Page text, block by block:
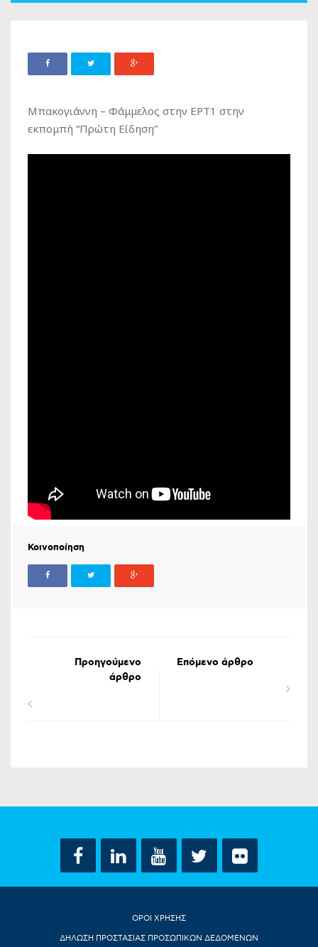
Μπακογιάννη – Φάμμελος στην ΕΡΤ1 στην
εκπομπή “Πρώτη Είδηση”
Κοινοποίηση
Προηγούμενο
άρθρο
Επόμενο άρθρο
ΟΡΟΙ ΧΡΗΣΗΣ
ΔΗΛΩΣΗ ΠΡΟΣΤΑΣΙΑΣ ΠΡΟΣΩΠΙΚΩΝ ΔΕΔΟΜΕΝΩΝ